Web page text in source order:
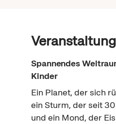
Spannendes
Kinder
Ein Planet, der sich
ein Sturm, der seit
und ein Mond, der